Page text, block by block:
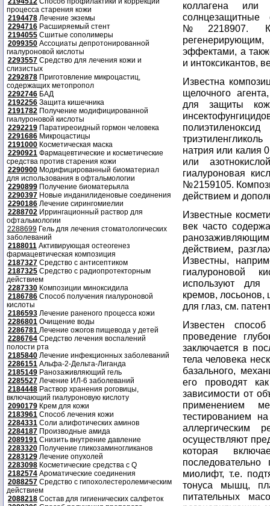
процесса старения кожи
2194478 Лечение экземы
2294716 Расширяемый стент
2194055 Сшитые сополимеры
2099350 Ассоциаты депротонированной
гиалуроновой кислоты
2293557 Средство для лечения кожи и
слизистых
2292878 Приготовление микроцастиц,
содержащих метопропол
2292746 БАД
2192256 Защита кишечника
2191782 Получение модифицированной
гиалуроновой кислоты
2292219 Паратиреоидный гормон человека
2291686 Микроцастицы
2191000 Косметическая маска
2290921 Фармацевтические и косметические
средства против старения кожи
2290900 Модифицированный биоматериал
для использования в офтальмологии
2290899 Получение биоматерьяла
2290397 Новые инданилиденовые соединения
2290186 Лечение сирингомиелии
2288702 Иррингационный раствор для
офтальмологии
2288699 Гель для лечения стоматологических
заболеваний
2188011 Активирующая остеогенез
фармацевтическая композиция
2187327 Средство с антисептиком
2187325 Средство с радиопротекторным
действием
2287330 Композиции миноксидила
2186786 Способ получения гиалуроновой
кислоты
2186593 Лечение раненого процесса кожи
2286801 Очищение воды
2286781 Лечение ожогов пищевода у детей
2286764 Средство лечения воспалений
полости рта
2185840 Лечение инфекционных заболеваний
2286151 Альфа-2-Дельта-Лиганда
2185149 Ранозаживляющий гель
2285527 Лечение ИЛ-6 заболеваний
2184448 Раствор хранения роговицы,
включающий гиалуроновую кислоту
2090179 Крем для кожи
2183961 Способ лечения кожи
2284331 Соли алифотических аминов
2284187 Производные амида
2089191 Снизить внутрение давление
2283320 Получение гликозаминогликанов
2283129 Лечение опухолей
2283098 Косметические средства с Q
2182574 Ароматические соединения
2088257 Средство с гипохолестеролемическим
действием
2088218 Состав для гигиенических салфеток
коллагена или
№2218907.
эффектами, а
и интоксикантов,
Известна
щелочного
для защиты
натрия или калия
или
гиалуроновая
№2159105.
действием и
Известные
век часто
действием,
Известны,
гиалуроновой
используют для
кремов, лосьонов,
для глаз, см.
Известен
проведение
заключается в
тела человека
базального,
его проводят
зависимости от
применением
тестированием
осуществляют
которая
миолифт, т.е.
тонуса мышц,
питательных